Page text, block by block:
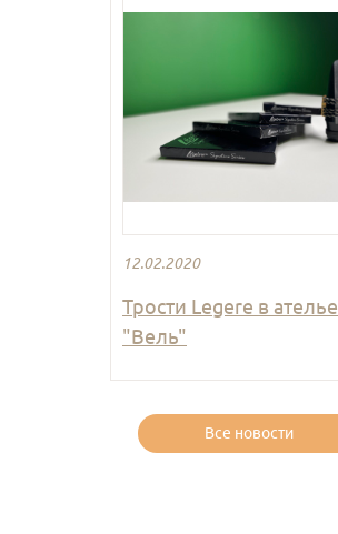
12.02.2020
Трости Legere в ателье
"Вель"
Все новости